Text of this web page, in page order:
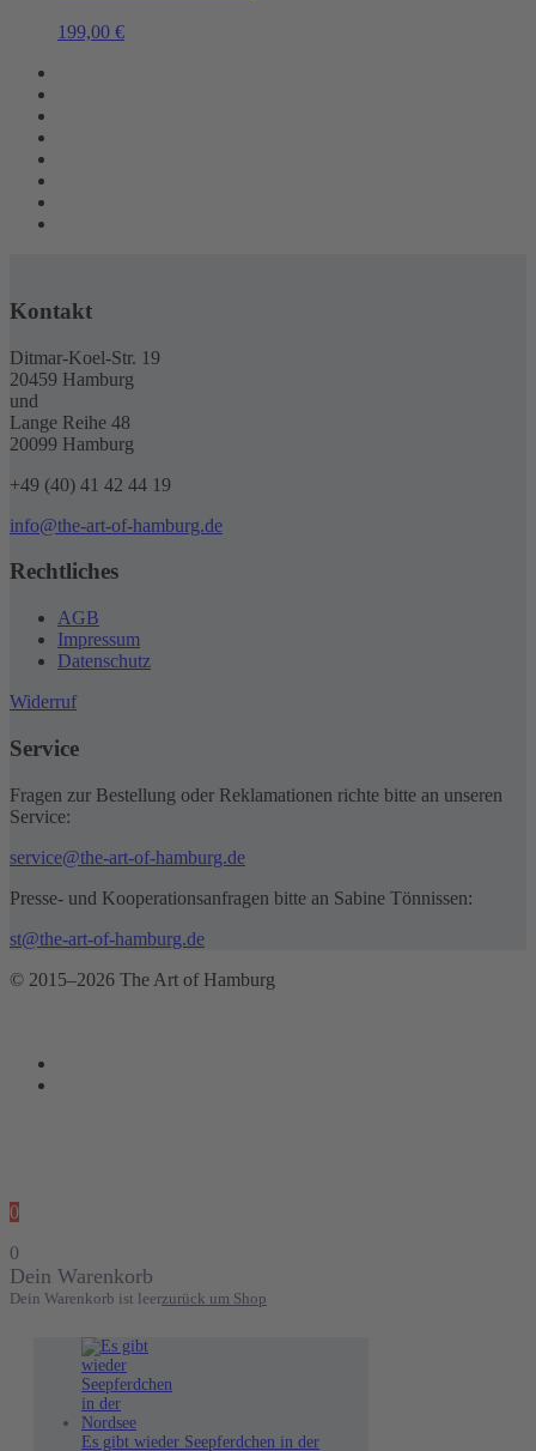
199,00 €
Kontakt
Ditmar-Koel-Str. 19
20459 Hamburg
und
Lange Reihe 48
20099 Hamburg
+49 (40) 41 42 44 19
info@the-art-of-hamburg.de
Rechtliches
AGB
Impressum
Datenschutz
Widerruf
Service
Fragen zur Bestellung oder Reklamationen richte bitte an unseren
Service:
service@the-art-of-hamburg.de
Presse- und Kooperationsanfragen bitte an Sabine Tönnissen:
st@the-art-of-hamburg.de
© 2015–2026 The Art of Hamburg
0
0
Dein Warenkorb
Dein Warenkorb ist leerzurück um Shop
Es gibt wieder Seepferdchen in der